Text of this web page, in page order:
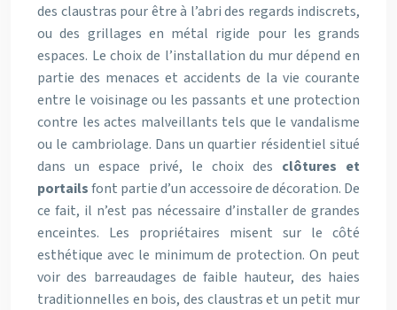
des claustras pour être à l’abri des regards indiscrets,
ou des grillages en métal rigide pour les grands
espaces. Le choix de l’installation du mur dépend en
partie des menaces et accidents de la vie courante
entre le voisinage ou les passants et une protection
contre les actes malveillants tels que le vandalisme
ou le cambriolage. Dans un quartier résidentiel situé
dans un espace privé, le choix des clôtures et
portailsfont partie d’un accessoire de décoration. De
ce fait, il n’est pas nécessaire d’installer de grandes
enceintes. Les propriétaires misent sur le côté
esthétique avec le minimum de protection. On peut
voir des barreaudages de faible hauteur, des haies
traditionnelles en bois, des claustras et un petit mur